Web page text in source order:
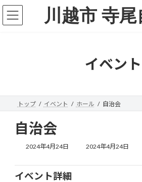
コ
テ
プ
ナ
ゲ
動
川越市 寺
イベント
トップ イベント ホール 自治会
自治会
2024年4月24日
最
2024年4月24日
イベント詳細